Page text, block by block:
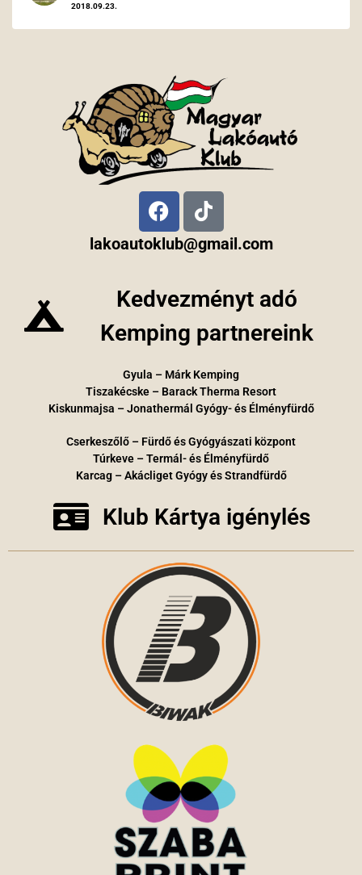
2018.09.23.
lakoautoklub@gmail.com
Kedvezményt adó
Kemping partnereink
Gyula – Márk Kemping
Tiszakécske – Barack Therma Resort
Kiskunmajsa – Jonathermál Gyógy- és Élményfürdő
Cserkeszőlő – Fürdő és Gyógyászati központ
Túrkeve – Termál- és Élményfürdő
Karcag – Akácliget Gyógy és Strandfürdő
Klub Kártya igénylés